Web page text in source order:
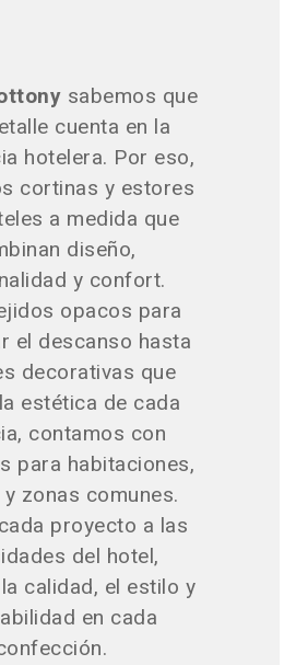
sabemos que
cuenta en la
hotelera. Por eso,
cortinas y estores
a medida que
diseño,
y confort.
opacos para
el descanso hasta
decorativas que
estética de cada
contamos con
para habitaciones,
zonas comunes.
proyecto a las
del hotel,
calidad, el estilo y
en cada